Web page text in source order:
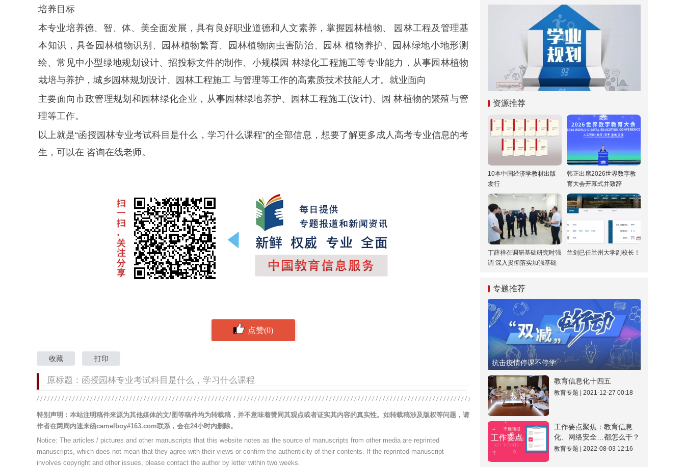
培养目标
本专业培养德、智、体、美全面发展，具有良好职业道德和人文素养，掌握园林植物、 园林工程及管理基
本知识，具备园林植物识别、园林植物繁育、园林植物病虫害防治、园林 植物养护、园林绿地小地形测
绘、常见中小型绿地规划设计、招投标文件的制作、小规模园 林绿化工程施工等专业能力，从事园林植物
栽培与养护，城乡园林规划设计、园林工程施工 与管理等工作的高素质技术技能人才。就业面向
主要面向市政管理规划和园林绿化企业，从事园林绿地养护、园林工程施工(设计)、园 林植物的繁殖与管
理等工作。
以上就是“函授园林专业考试科目是什么，学习什么课程”的全部信息，想要了解更多成人高考专业信息的考
生，可以在 咨询在线老师。
点赞(0)
收藏 打印
原标题：函授园林专业考试科目是什么，学习什么课程
特别声明：本站注明稿件来源为其他媒体的文/图等稿件均为转载稿，并不意味着赞同其观点或者证实其内容的真实性。如转载稿涉及版权等问题，请
作者在两周内速来函camelboy#163.com联系，会在24小时内删除。
Notice: The articles / pictures and other manuscripts that this website notes as the source of manuscripts from other media are reprinted
manuscripts, which does not mean that they agree with their views or confirm the authenticity of their contents. If the reprinted manuscript
involves copyright and other issues, please contact the author by letter within two weeks.
资源推荐
10本中国经济学教材出版
发行
韩正出席2026世界数字教
育大会开幕式并致辞
丁薛祥在调研基础研究时强
调 深入贯彻落实加强基础
基础研究水平和原始创新能
力
兰剑已任兰州大学副校长！
专题推荐
抗击疫情停课不停学
教育信息化十四五
教育专题 | 2021-12-27 00:18
工作要点聚焦：教育信息
化、网络安全…都怎么干？
教育专题 | 2022-08-03 12:16